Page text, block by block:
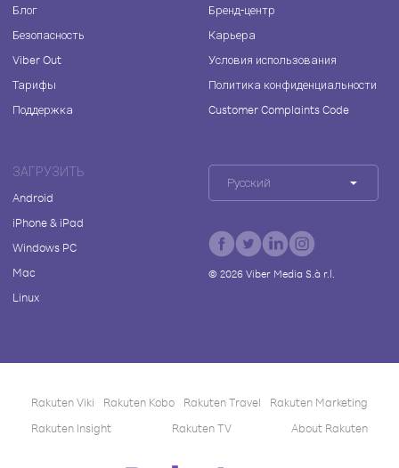
Блог
Безопасность
Viber Out
Тарифы
Поддержка
Бренд-центр
Карьера
Условия использования
Политика конфиденциальности
Customer Complaints Code
ЗАГРУЗИТЬ
Android
iPhone & iPad
Windows PC
Mac
Linux
Русский
© 2026Viber Media S.à r.l.
Rakuten Viki Rakuten Kobo Rakuten Travel
Rakuten Marketing
Rakuten Insight
Rakuten TV About Rakuten